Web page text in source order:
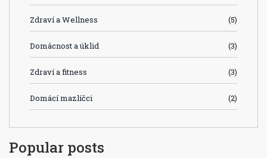
Zdraví a Wellness (5)
Domácnost a úklid (3)
Zdraví a fitness (3)
Domácí mazlíčci (2)
Popular posts